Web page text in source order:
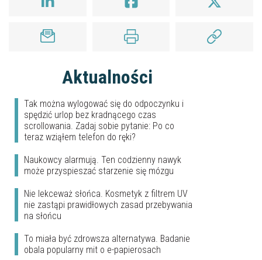
Aktualności
Tak można wylogować się do odpoczynku i
spędzić urlop bez kradnącego czas
scrollowania. Zadaj sobie pytanie: Po co
teraz wziąłem telefon do ręki?
Naukowcy alarmują. Ten codzienny nawyk
może przyspieszać starzenie się mózgu
Nie lekceważ słońca. Kosmetyk z filtrem UV
nie zastąpi prawidłowych zasad przebywania
na słońcu
To miała być zdrowsza alternatywa. Badanie
obala popularny mit o e-papierosach